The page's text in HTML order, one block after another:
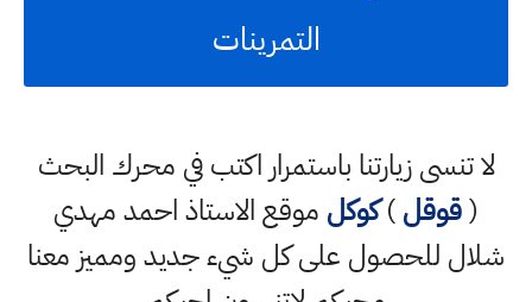
التمرينات
لا تنسى زيارتنا باستمرار اكتب في محرك البحث
(قوقل)كوكل موقع الاستاذ احمد مهدي
شلال للحصول على كل شيء جديد ومميز معنا